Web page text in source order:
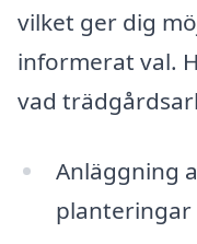
vilket ger dig
informerat val.
vad
Anläggning
planteringar